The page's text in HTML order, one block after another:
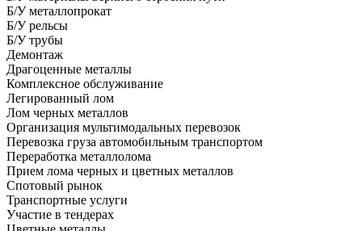
Б/У металлопрокат
Б/У рельсы
Б/У трубы
Демонтаж
Драгоценные металлы
Комплексное обслуживание
Легированный лом
Лом черных металлов
Организация мультимодальных перевозок
Перевозка груза автомобильным транспортом
Переработка металлолома
Прием лома черных и цветных металлов
Спотовый рынок
Транспортные услуги
Участие в тендерах